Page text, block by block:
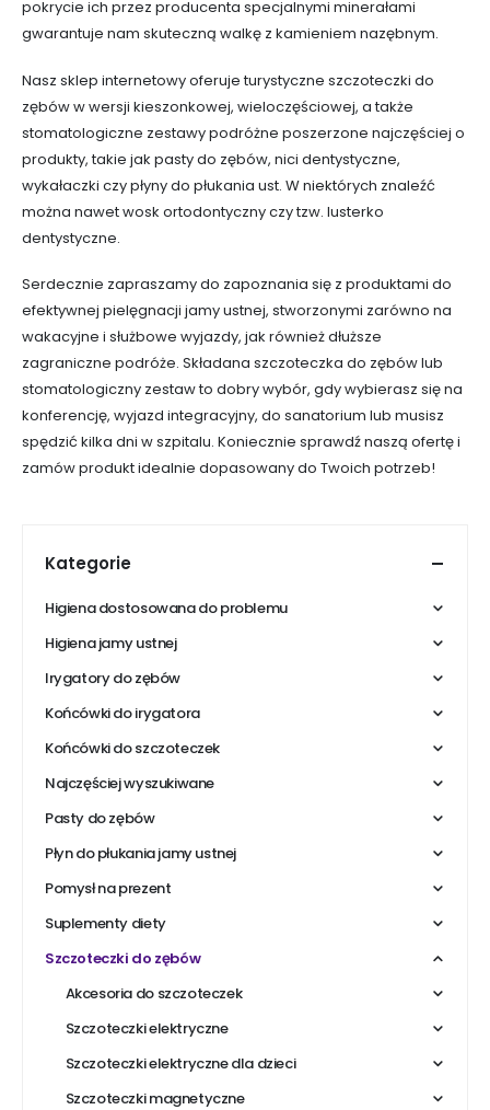
pokrycie ich przez producenta specjalnymi minerałami
gwarantuje nam skuteczną walkę z kamieniem nazębnym.
Nasz sklep internetowy oferuje turystyczne szczoteczki do
zębów w wersji kieszonkowej, wieloczęściowej, a także
stomatologiczne zestawy podróżne poszerzone najczęściej o
produkty, takie jak pasty do zębów, nici dentystyczne,
wykałaczki czy płyny do płukania ust. W niektórych znaleźć
można nawet wosk ortodontyczny czy tzw. lusterko
dentystyczne.
Serdecznie zapraszamy do zapoznania się z produktami do
efektywnej pielęgnacji jamy ustnej, stworzonymi zarówno na
wakacyjne i służbowe wyjazdy, jak również dłuższe
zagraniczne podróże. Składana szczoteczka do zębów lub
stomatologiczny zestaw to dobry wybór, gdy wybierasz się na
konferencję, wyjazd integracyjny, do sanatorium lub musisz
spędzić kilka dni w szpitalu. Koniecznie sprawdź naszą ofertę i
zamów produkt idealnie dopasowany do Twoich potrzeb!
Kategorie
Higiena dostosowana do problemu
Higiena jamy ustnej
Irygatory do zębów
Końcówki do irygatora
Końcówki do szczoteczek
Najczęściej wyszukiwane
Pasty do zębów
Płyn do płukania jamy ustnej
Pomysł na prezent
Suplementy diety
Szczoteczki do zębów
Akcesoria do szczoteczek
Szczoteczki elektryczne
Szczoteczki elektryczne dla dzieci
Szczoteczki magnetyczne